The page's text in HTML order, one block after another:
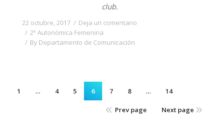
club.
22 octubre, 2017
Deja un comentario
2ª Autonómica Femenina
By Departamento de Comunicación
1 … 4 5 6 7 8 … 14
Prev page Next page